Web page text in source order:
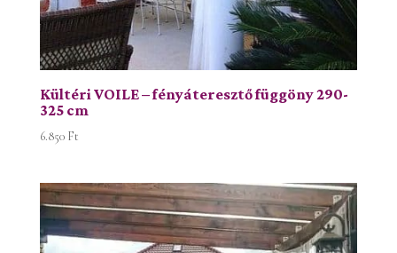
Kültéri VOILE – fényáteresztő függöny 290-
325 cm
6.850 Ft